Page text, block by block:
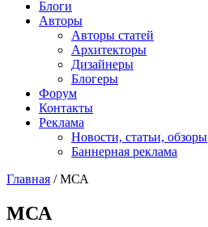
Блоги
Авторы
Авторы статей
Архитекторы
Дизайнеры
Блогеры
Форум
Контакты
Реклама
Новости, статьи, обзоры
Баннерная реклама
Главная / МСА
МСА